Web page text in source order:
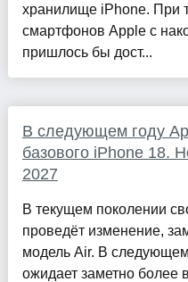
хранилище iPhone. При
смартфонов Apple с
пришлось бы дост...
В следующем году
базового iPhone 18.
2027
В текущем поколении
проведёт изменение,
модель Air. В
ожидает заметно более